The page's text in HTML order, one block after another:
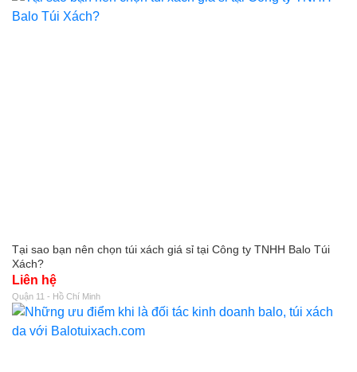
Tại sao bạn nên chọn túi xách giá sỉ tại Công ty TNHH Balo Túi
Xách?
Liên hệ
Quận 11 - Hồ Chí Minh